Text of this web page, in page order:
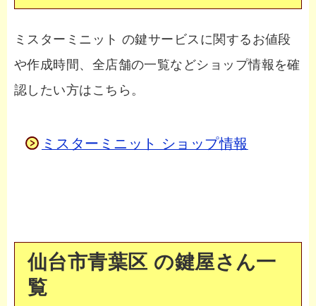
ミスターミニット の鍵サービスに関するお値段
や作成時間、全店舗の一覧などショップ情報を確
認したい方はこちら。
ミスターミニット ショップ情報
仙台市青葉区 の鍵屋さん一
覧